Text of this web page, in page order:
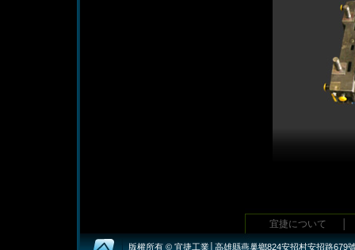
宜捷について
版權所有 © 宜捷工業│高雄縣燕巢鄉824安招村安招路679